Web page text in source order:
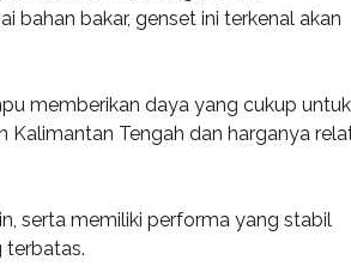
bahan bakar, genset ini terkenal akan
memberikan daya yang cukup untuk
Kalimantan Tengah dan harganya
serta memiliki performa yang stabil
terbatas.